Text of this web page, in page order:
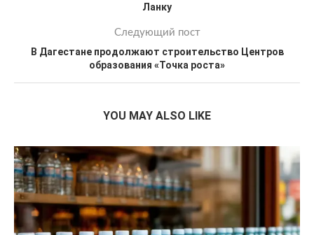
Ланку
Следующий пост
В Дагестане продолжают строительство Центров
образования «Точка роста»
YOU MAY ALSO LIKE